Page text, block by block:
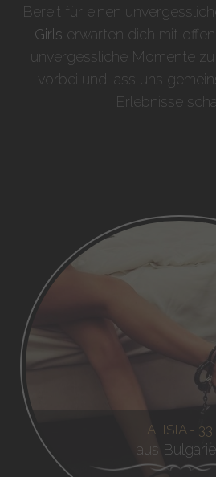
Bereit für einen
Girls erwarten dich mit
unvergessliche Momente
vorbei und lass uns
Erlebnisse
ALISIA - 33
aus